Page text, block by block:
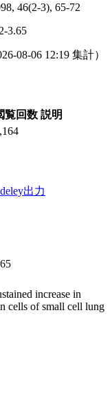
46(2-3), 65-72
3.65
08-06 12:19 集計）
覧回数 説明
出力
increase in
cells of small cell lung